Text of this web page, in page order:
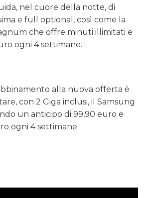
nel cuore della notte, di
e full optional, così come la
che offre minuti illimitati e
ogni 4 settimane.
alla nuova offerta è
con 2 Giga inclusi, il Samsung
un anticipo di 99,90 euro e
ogni 4 settimane.